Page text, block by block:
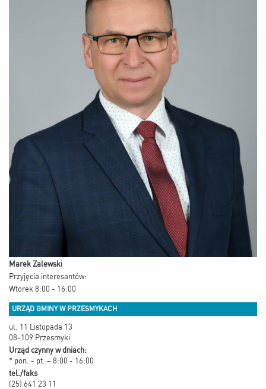
Marek Zalewski
Przyjęcia interesantów:
Wtorek 8:00 - 16:00
URZĄD GMINY W PRZESMYKACH
ul. 11 Listopada 13
08-109 Przesmyki
Urząd czynny w dniach:
* pon. - pt. – 8:00 - 16:00
tel./faks
(25) 641 23 11